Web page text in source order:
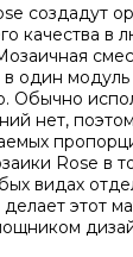
создадут
качества в
один модуль
Обычно
нет,
Rose в
видах
делает этот